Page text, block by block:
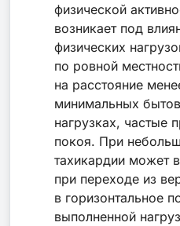
физической
возникает под
физических
по ровной
на расстояние
минимальных
нагрузках, частые
покоя. При
тахикардии может
при переходе из
в горизонтальное
выполненной